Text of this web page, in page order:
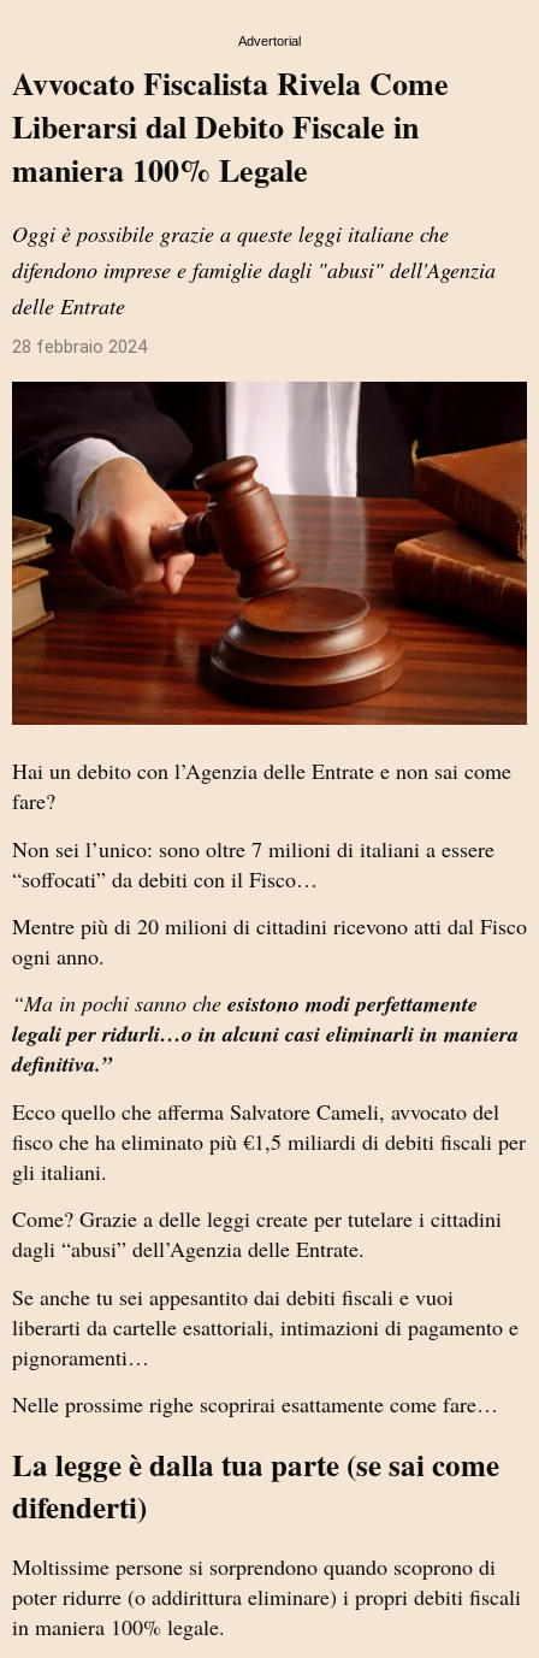
Advertorial
Avvocato Fiscalista Rivela Come
Liberarsi dal Debito Fiscale in
maniera 100% Legale
Oggi è possibile grazie a queste leggi italiane che
difendono imprese e famiglie dagli "abusi" dell'Agenzia
delle Entrate
28 febbraio 2024
Hai un debito con l’Agenzia delle Entrate e non sai come
fare?
Non sei l’unico: sono oltre 7 milioni di italiani a essere
“soffocati” da debiti con il Fisco…
Mentre più di 20 milioni di cittadini ricevono atti dal Fisco
ogni anno.
“Ma in pochi sanno che esistono modi perfettamente
legali per ridurli…o in alcuni casi eliminarli in maniera
definitiva.”
Ecco quello che afferma Salvatore Cameli, avvocato del
fisco che ha eliminato più €1,5 miliardi di debiti fiscali per
gli italiani.
Come? Grazie a delle leggi create per tutelare i cittadini
dagli “abusi” dell’Agenzia delle Entrate.
Se anche tu sei appesantito dai debiti fiscali e vuoi
liberarti da cartelle esattoriali, intimazioni di pagamento e
pignoramenti…
Nelle prossime righe scoprirai esattamente come fare…
La legge è dalla tua parte (se sai come
difenderti)
Moltissime persone si sorprendono quando scoprono di
poter ridurre (o addirittura eliminare) i propri debiti fiscali
in maniera 100% legale.